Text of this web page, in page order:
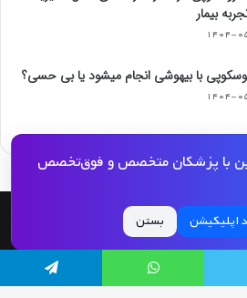
بیمار
۰۵-۲۱
با بیهوشی انجام میشود یا بی حسی؟
۰۵-۲۱
با پزشکان متخصص و فوق‌تخصص
اپلیکیشن بستن
حقوق مادی و معنوی این مجله و کلیه خدمات آن محفوظ و متعلق
سایت تنها با ذکر منبع و لینک به این سایت مجاز
|
دکتریابواتس آپ تلگرام